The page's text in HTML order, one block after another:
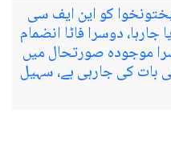
کو این ایف سی
جارہا، دوسرا فاٹا انضمام
موجودہ صورتحال میں
کی بات کی جارہی ہے، سہیل